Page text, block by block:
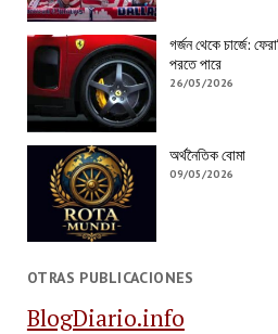
গর্জন থেকে চার্জে:
পরতে পারে
26/05/2026
অর্থনৈতিক বোমা
09/05/2026
OTRAS PUBLICACIONES
BlogDiario.info